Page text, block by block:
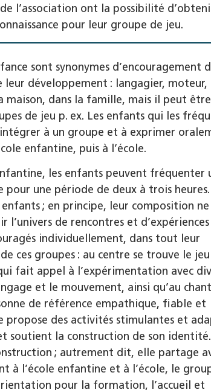
l’association ont la possibilité
pour leur groupe de jeu.
sont synonymes d’encouragement
leur développement : langagier,
dans la famille, mais il peut être
de jeu p. ex. Les enfants qui les
à un groupe et à exprimer
enfantine, puis à l’école.
les enfants peuvent fréquenter
une période de deux à trois heures.
; en principe, leur composition
l’univers de rencontres et d’expériences
individuellement, dans tout leur
ces groupes : au centre se trouve le
fait appel à l’expérimentation avec
et le mouvement, ainsi qu’au
de référence empathique, fiable et
des activités stimulantes et
soutient la construction de son
; autrement dit, elle partage
à l’école enfantine et à l’école, le
pour la formation, l’accueil et